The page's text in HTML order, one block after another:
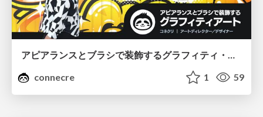
アピアランスとブラシで装飾するグラフィティ・アート
connecre
1 59